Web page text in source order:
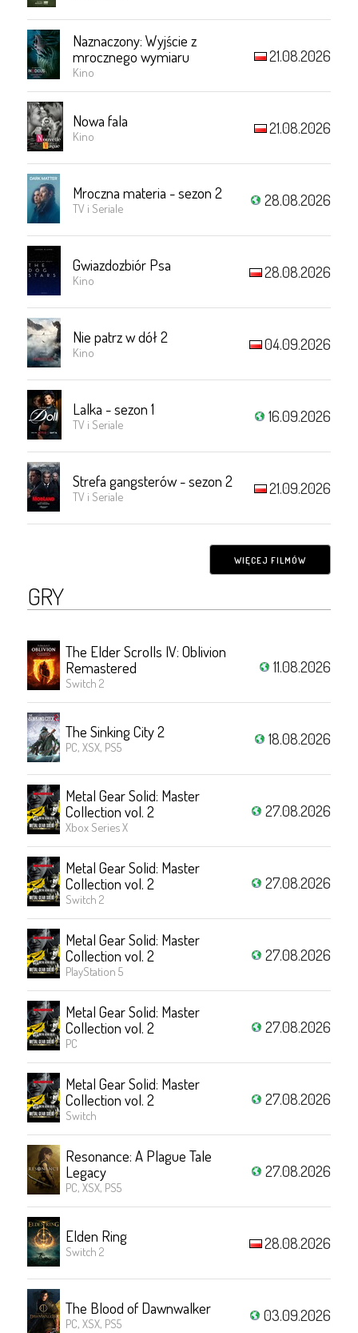
Naznaczony: Wyjście z
mrocznego wymiaru
Kino
21.08.2026
Nowa fala
Kino 21.08.2026
Mroczna materia - sezon 2
TV i Seriale 28.08.2026
Gwiazdozbiór Psa
Kino 28.08.2026
Nie patrz w dół 2
Kino 04.09.2026
Lalka - sezon 1
TV i Seriale 16.09.2026
Strefa gangsterów - sezon 2
TV i Seriale 21.09.2026
WIĘCEJ FILMÓW
GRY
The Elder Scrolls IV: Oblivion
Remastered
Switch 2
11.08.2026
The Sinking City 2
PC, XSX, PS5 18.08.2026
Metal Gear Solid: Master
Collection vol. 2
Xbox Series X
27.08.2026
Metal Gear Solid: Master
Collection vol. 2
Switch 2
27.08.2026
Metal Gear Solid: Master
Collection vol. 2
PlayStation 5
27.08.2026
Metal Gear Solid: Master
Collection vol. 2
PC
27.08.2026
Metal Gear Solid: Master
Collection vol. 2
Switch
27.08.2026
Resonance: A Plague Tale
Legacy
PC, XSX, PS5
27.08.2026
Elden Ring
Switch 2 28.08.2026
The Blood of Dawnwalker
PC, XSX, PS5 03.09.2026